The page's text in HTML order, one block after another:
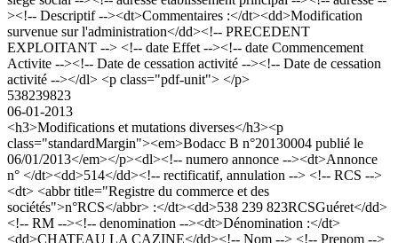
><!-- Descriptif --><dt>Commentaires :</dt><dd>Modification
survenue sur l'administration</dd><!-- PRECEDENT
EXPLOITANT --> <!-- date Effet --><!-- date Commencement
Activite --><!-- Date de cessation activité --><!-- Date de cessation
activité --></dl> <p class="pdf-unit"> </p>
538239823
06-01-2013
<h3>Modifications et mutations diverses</h3><p
class="standardMargin"><em>Bodacc B n°20130004 publié le
06/01/2013</em></p><dl><!-- numero annonce --><dt>Annonce
n° </dt><dd>514</dd><!-- rectificatif, annulation --> <!-- RCS -->
<dt> <abbr title="Registre du commerce et des
sociétés">n°RCS</abbr> :</dt><dd>538 239 823RCSGuéret</dd>
<!-- RM --><!-- denomination --><dt>Dénomination :</dt>
<dd>CHATEAU LA CAZINE</dd><!-- Nom --> <!-- Prenom -->